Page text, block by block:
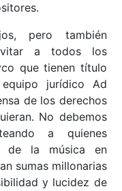
pero también
a todos los
que tienen título
jurídico Ad
de los derechos
No debemos
a quienes
de la música en
sumas millonarias
y lucidez de